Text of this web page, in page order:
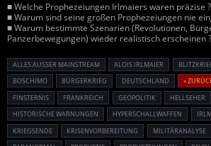
■ Welche Prophezeiungen Irlmaiers waren präzise ?
■ Warum sind seine großen Prophezeiungen nie
■ Warum bestimmte Szenarien (Revolutionen,
Panzerbewegungen) wieder realistisch erscheinen
ALLES AUSSER MAINSTREAM ALOIS IRLMAIER
BOSCHIMO
BÜRGERKRIEG DEUTSCHLAND «
FINSTERNIS
FRANKREICH GEOPOLITIK
HELLSEHER
HISTORISCHE WARNUNGEN
HYPERSCHALLWAFFEN
KRIEGSENDE
KRISENVORBEREITUNG MILITÄRANALYSE